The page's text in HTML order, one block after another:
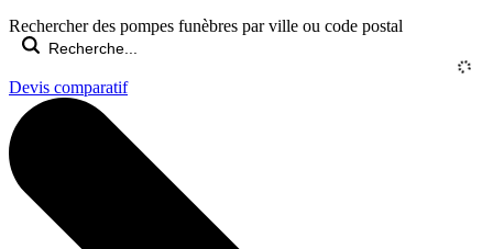
Rechercher des pompes funèbres par ville ou code postal
Devis comparatif